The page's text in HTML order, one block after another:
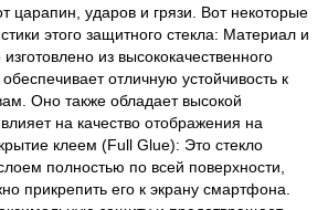
царапин, ударов и грязи. Вот некоторые
этого защитного стекла: Материал и
из высококачественного
отличную устойчивость к
Оно также обладает высокой
на качество отображения на
клеем (Full Glue): Это стекло
полностью по всей поверхности,
прикрепить его к экрану смартфона.